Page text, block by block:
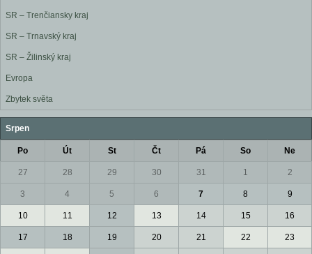
SR – Trenčiansky kraj
SR – Trnavský kraj
SR – Žilinský kraj
Evropa
Zbytek světa
Srpen
Po Út St Čt Pá So Ne
27 28 29 30 31 1 2
3 4 5 6 7 8 9
10 11 12 13 14 15 16
17 18 19 20 21 22 23